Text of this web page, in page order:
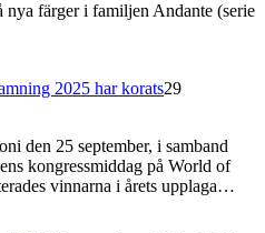
färger i familjen Andante (serie
2025 har korats29
den 25 september, i samband
kongressmiddag på World of
vinnarna i årets upplaga…